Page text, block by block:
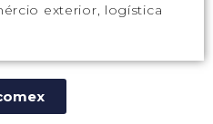
exterior, logística